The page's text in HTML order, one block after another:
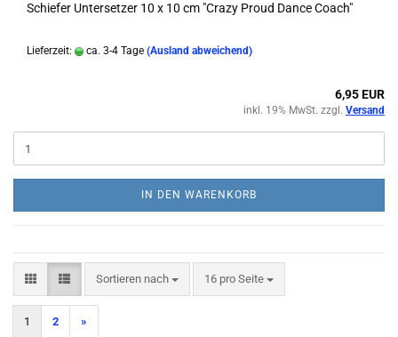
Schiefer Untersetzer 10 x 10 cm "Crazy Proud Dance Coach"
Lieferzeit: ca. 3-4 Tage (Ausland abweichend)
6,95 EUR
inkl. 19% MwSt. zzgl. Versand
IN DEN WARENKORB
Sortieren nach
Sortieren nach 16 pro Seite
pro Seite
1 2 »